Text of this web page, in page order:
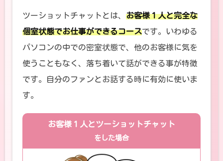
ツーショットチャットとは、 お客様１人と完全な
個室状態でお仕事ができるコースです。いわゆる
パソコンの中での密室状態で、他のお客様に気を
使うこともなく、落ち着いて話ができる事が特徴
です。自分のファンとお話する時に有効に使いま
す。
お客様１人とツーショットチャット
をした場合